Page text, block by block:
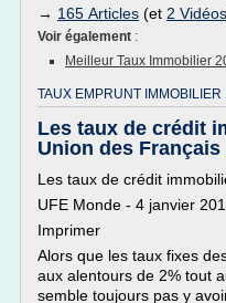
→ 165 Articles (et 2 Vidéos
Voir également :
Meilleur Taux Immobilier
TAUX EMPRUNT
Les taux de crédit
Union des Français
Les taux de crédit
UFE Monde - 4 janvier
Imprimer
Alors que les taux fixes
aux alentours de 2% tout
semble toujours pas y